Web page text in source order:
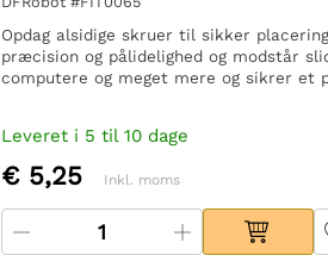
Opdag alsidige skruer til sikker
præcision og pålidelighed og modstår
computere og meget mere og sikrer et
Leveret i 5 til 10 dage
€ 5,25 Inkl. moms